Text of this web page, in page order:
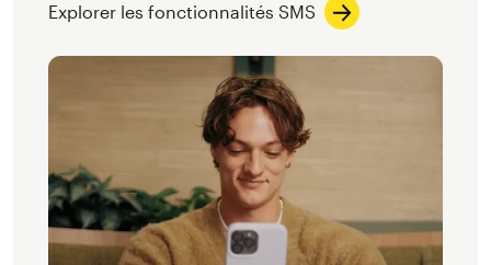
Explorer les fonctionnalités SMS